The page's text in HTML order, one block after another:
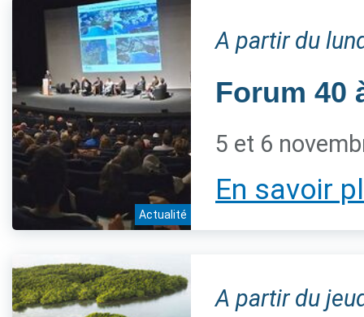
Actualité
A partir du
Forum 40
5 et 6
En savoir
A partir du